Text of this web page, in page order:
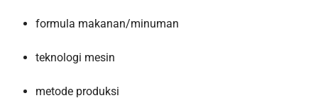
formula makanan/minuman
teknologi mesin
metode produksi